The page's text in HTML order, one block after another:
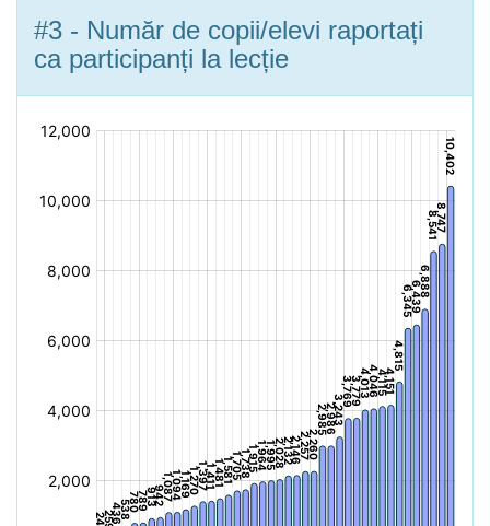
#3 - Număr de copii/elevi raportați
ca participanți la lecție
[bold]